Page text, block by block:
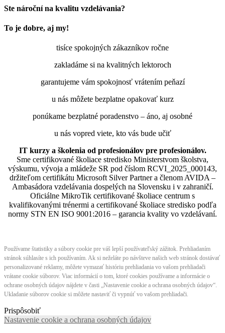
Ste nároční na kvalitu vzdelávania?
To je dobre, aj my!
tisíce spokojných zákazníkov ročne
zakladáme si na kvalitných lektoroch
garantujeme vám spokojnosť vrátením peňazí
u nás môžete bezplatne opakovať kurz
ponúkame bezplatné poradenstvo – áno, aj osobné
u nás vopred viete, kto vás bude učiť
IT kurzy a školenia od profesionálov pre profesionálov.
Sme certifikované školiace stredisko Ministerstvom školstva,
výskumu, vývoja a mládeže SR pod číslom RCVI_2025_000143,
držiteľom certifikátu Microsoft Silver Partner a členom AVIDA –
Ambasádora vzdelávania dospelých na Slovensku i v zahraničí.​​​​​​​​​​​​​​​​
Oficiálne MikroTik certifikované školiace centrum s
kvalifikovanými trénermi ​​​​​​​​​​a certifikované školiace stredisko podľa
normy STN EN ISO 9001:2016 – garancia kvality vo vzdelávaní.
Používame štatistiky a súbory cookie pre váš lepší používateľský zážitok. Prehliadaním
stránok súhlasíte s ich používaním. Ak si neželáte po návšteve našich web stránok dostávať
personalizované reklamy, môžete vymazať históriu prehliadania vo vašom prehliadači
vrátane cookie súborov. Viac informácií o tom, ktoré cookies používame a informácie o
ochrane osobných údajov nájdete v časti „Nastavenie cookie a ochrana osobných údajov“.
Ukladanie súborov cookie si môžete nastaviť či vypnúť vo vašom prehliadači.
Prispôsobiť
Nastavenie cookie a ochrana osobných údajov